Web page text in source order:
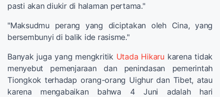
pasti akan diukir di halaman pertama."
"Maksudmu perang yang diciptakan oleh Cina, yang
bersembunyi di balik ide rasisme."
Banyak juga yang mengkritik Utada Hikaru karena tidak
menyebut pemenjaraan dan penindasan pemerintah
Tiongkok terhadap orang-orang Uighur dan Tibet, atau
karena mengabaikan bahwa 4 Juni adalah hari